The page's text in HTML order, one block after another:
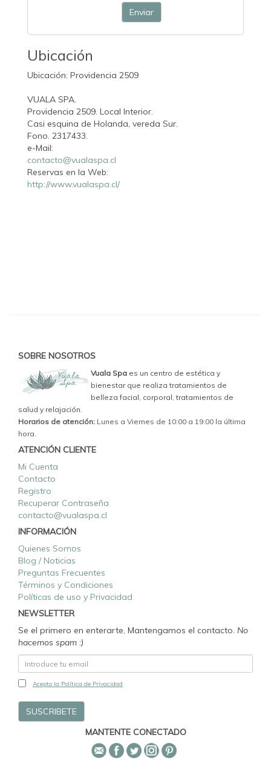
Enviar
Ubicación
Ubicación: Providencia 2509
VUALA SPA.
Providencia 2509. Local Interior.
Casi esquina de Holanda, vereda Sur.
Fono. 2317433.
e-Mail:
contacto@vualaspa.cl
Reservas en la Web:
http://www.vualaspa.cl/
SOBRE NOSOTROS
Vuala Spa es un centro de estética y
bienestar que realiza tratamientos de
belleza facial, corporal, tratamientos de
salud y relajación.
Horarios de atención: Lunes a Viernes de 10:00 a 19:00 la última
hora.
ATENCIÓN CLIENTE
Mi Cuenta
Contacto
Registro
Recuperar Contraseña
contacto@vualaspa.cl
INFORMACIÓN
Quienes Somos
Blog / Noticias
Preguntas Frecuentes
Términos y Condiciones
Políticas de uso y Privacidad
NEWSLETTER
Se el primero en enterarte, Mantengamos el contacto. No
hacemos spam :)
Acepto la Política de Privacidad
MANTENTE CONECTADO